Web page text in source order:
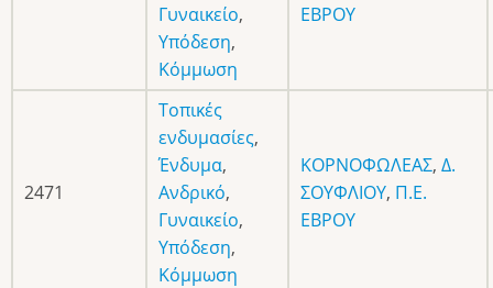
Γυναικείο,
Υπόδεση,
Κόμμωση
ΕΒΡΟΥ
2471
Τοπικές
ενδυμασίες,
Ένδυμα,
Ανδρικό,
Γυναικείο,
Υπόδεση,
Κόμμωση
ΚΟΡΝΟΦΩΛΕΑΣ, Δ.
ΣΟΥΦΛΙΟΥ, Π.Ε.
ΕΒΡΟΥ